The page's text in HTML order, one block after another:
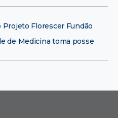
Projeto Florescer Fundão
de Medicina toma posse